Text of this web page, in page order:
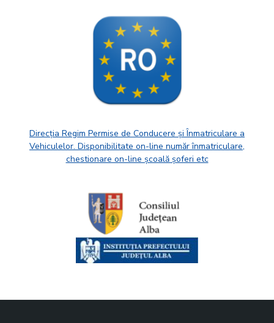
Direcția Regim Permise de Conducere și Înmatriculare a
Vehiculelor. Disponibilitate on-line număr înmatriculare,
chestionare on-line școală șoferi etc